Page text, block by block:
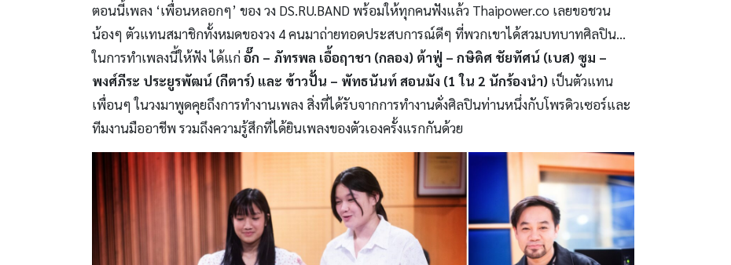
ตอนนี้เพลง ‘เพื่อนหลอกๆ’ ของ วง DS.RU.BAND พร้อมให้ทุกคนฟังแล้ว Thaipower.co เลยขอชวน
น้องๆ ตัวแทนสมาชิกทั้งหมดของวง 4 คนมาถ่ายทอดประสบการณ์ดีๆ ที่พวกเขาได้สวมบทบาทศิลปิน…
ในการทำเพลงนี้ให้ฟัง ได้แก่อั๊ก – ภัทรพล เอื้อฤาชา (กลอง) ต้าฟู่ – กษิดิศ ชัยทัศน์ (เบส) ซูม –
พงศ์ภีระ ประยูรพัฒน์ (กีตาร์) และ ข้าวปั้น – พัทธนันท์ สอนมัง (1 ใน 2 นักร้องนำ) เป็นตัวแทน
เพื่อนๆ ในวงมาพูดคุยถึงการทำงานเพลง สิ่งที่ได้รับจากการทำงานดั่งศิลปินท่านหนึ่งกับโพรดิวเซอร์และ
ทีมงานมืออาชีพ รวมถึงความรู้สึกที่ได้ยินเพลงของตัวเองครั้งแรกกันด้วย